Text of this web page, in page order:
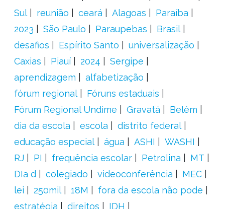
Sul
reunião ceará Alagoas
Paraíba
2023
São Paulo Paraupebas
Brasil
desafios
Espírito Santo
universalização
Caxias
Piauí 2024
Sergipe
aprendizagem
alfabetização
fórum regional
Fóruns estaduais
Fórum Regional Undime
Gravatá
Belém
dia da escola
escola
distrito federal
educação especial
água ASHI
WASHI
RJ
PI frequência escolar Petrolina
MT
DIa d
colegiado videoconferência
MEC
lei
250mil 18M
fora da escola não pode
estratégia
direitos
IDH